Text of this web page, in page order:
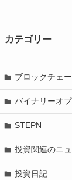
カテゴリー
ブロックチェ
バイナリーオ
STEPN
投資関連のニ
投資日記